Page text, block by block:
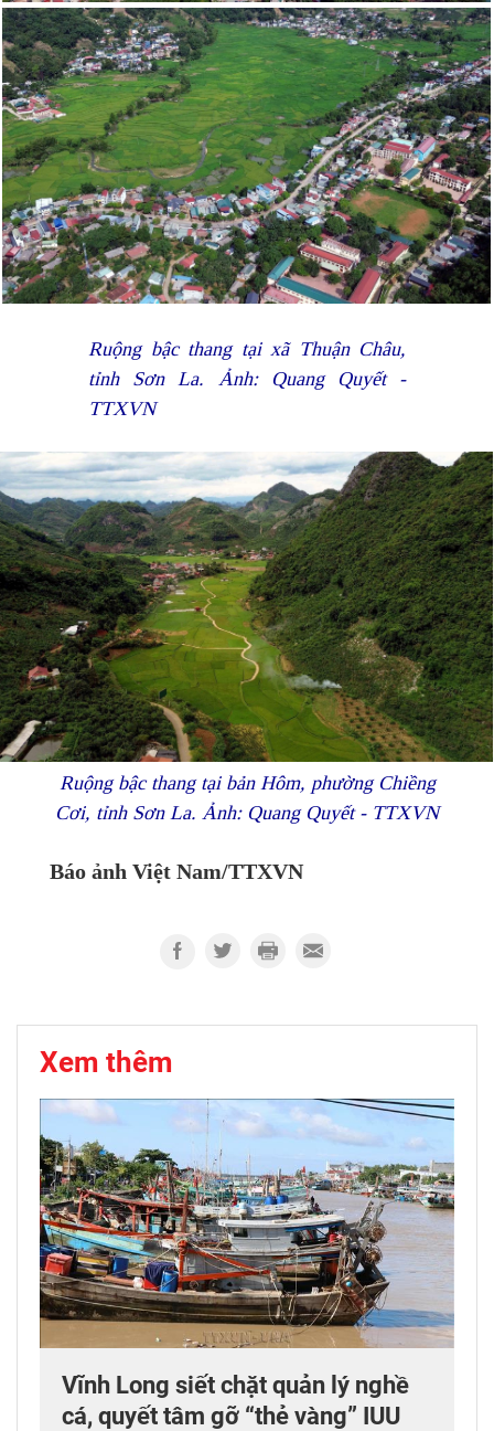
Ruộng bậc thang tại xã Thuận Châu,
tỉnh Sơn La. Ảnh: Quang Quyết -
TTXVN
Ruộng bậc thang tại bản Hôm, phường Chiềng
Cơi, tỉnh Sơn La. Ảnh: Quang Quyết - TTXVN
Báo ảnh Việt Nam/TTXVN
Xem thêm
Vĩnh Long siết chặt quản lý nghề
cá, quyết tâm gỡ “thẻ vàng” IUU